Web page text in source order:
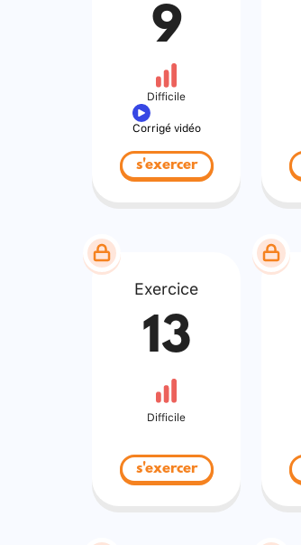
9
Difficile
Corrigé vidéo
s'exercer
Exercice
13
Difficile
s'exercer